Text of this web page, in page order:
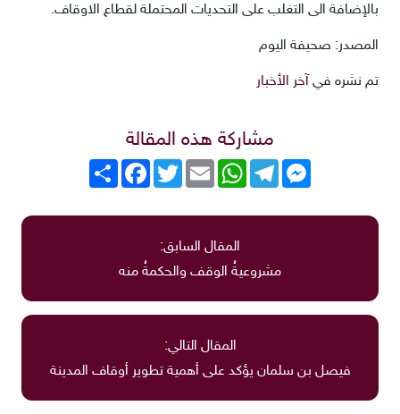
بالإضافة الى التغلب على التحديات المحتملة لقطاع الاوقاف.
المصدر: صحيفة اليوم
تم نشره في آخر الأخبار
مشاركة هذه المقالة
انشر
FacebookTwitterEmail
WhatsAppTelegram
Messenger
المقال السابق:
مشروعيةُ الوقف والحكمةُ منه
المقال التالي:
فيصل بن سلمان يؤكد على أهمية تطوير أوقاف المدينة